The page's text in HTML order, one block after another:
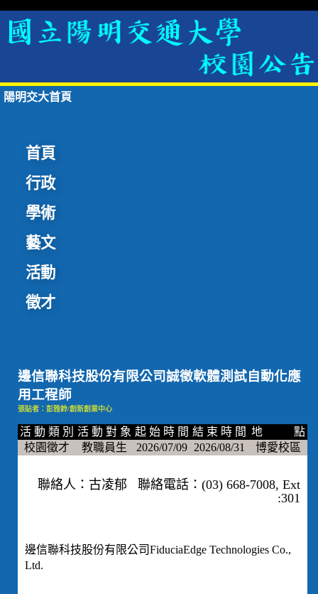
陽明交大首頁
首頁
行政
學術
藝文
活動
徵才
邊信聯科技股份有限公司誠徵軟體測試自動化應
用工程師
張貼者：彭雅鈴/創新創業中心
活 動 類 別 活 動 對 象 起 始 時 間 結 束 時 間 地 點
校園徵才
教職員生 2026/07/09 2026/08/31 博愛校區
聯絡人：古凌郁 聯絡電話：(03) 668-7008, Ext
:301
邊信聯科技股份有限公司FiduciaEdge Technologies Co.,
Ltd.